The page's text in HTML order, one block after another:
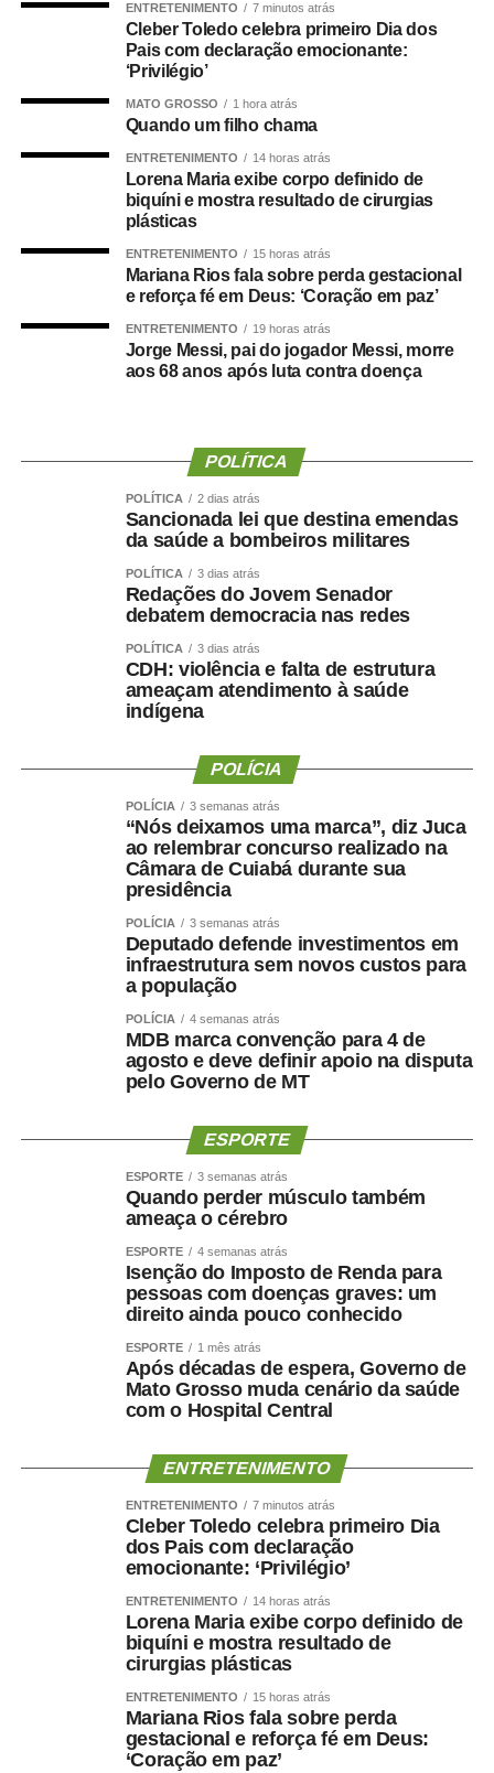
Com origem noProjeto de Lei Complementar (PLP)
, de autoria do deputado Guilherme Derrite (PP-
SP), a matéria foiaprovada no Senado em julho
Agência Senado (Reprodução autorizada mediante
citação da Agência Senado)
COMENTE ABAIXO:
WhatsApp
Facebook
Twitter
Messenger
LinkedIn
Share
ENTRETENIMENTO 7 minutos atrás
Cleber Toledo celebra primeiro Dia dos
Pais com declaração emocionante:
‘Privilégio’
MATO GROSSO 1 hora atrás
Quando um filho chama
ENTRETENIMENTO 14 horas atrás
Lorena Maria exibe corpo definido de
biquíni e mostra resultado de cirurgias
plásticas
ENTRETENIMENTO 15 horas atrás
Mariana Rios fala sobre perda gestacional
e reforça fé em Deus: ‘Coração em paz’
ENTRETENIMENTO 19 horas atrás
Jorge Messi, pai do jogador Messi, morre
aos 68 anos após luta contra doença
POLÍTICA
POLÍTICA 2 dias atrás
Sancionada lei que destina emendas
da saúde a bombeiros militares
POLÍTICA 3 dias atrás
Redações do Jovem Senador
debatem democracia nas redes
POLÍTICA 3 dias atrás
CDH: violência e falta de estrutura
ameaçam atendimento à saúde
indígena
POLÍCIA
POLÍCIA 3 semanas atrás
“Nós deixamos uma marca”, diz Juca
ao relembrar concurso realizado na
Câmara de Cuiabá durante sua
presidência
POLÍCIA 3 semanas atrás
Deputado defende investimentos em
infraestrutura sem novos custos para
a população
POLÍCIA 4 semanas atrás
MDB marca convenção para 4 de
agosto e deve definir apoio na disputa
pelo Governo de MT
ESPORTE
ESPORTE 3 semanas atrás
Quando perder músculo também
ameaça o cérebro
ESPORTE 4 semanas atrás
Isenção do Imposto de Renda para
pessoas com doenças graves: um
direito ainda pouco conhecido
ESPORTE 1 mês atrás
Após décadas de espera, Governo de
Mato Grosso muda cenário da saúde
com o Hospital Central
ENTRETENIMENTO
ENTRETENIMENTO 7 minutos atrás
Cleber Toledo celebra primeiro Dia
dos Pais com declaração
emocionante: ‘Privilégio’
ENTRETENIMENTO 14 horas atrás
Lorena Maria exibe corpo definido de
biquíni e mostra resultado de
cirurgias plásticas
ENTRETENIMENTO 15 horas atrás
Mariana Rios fala sobre perda
gestacional e reforça fé em Deus:
‘Coração em paz’